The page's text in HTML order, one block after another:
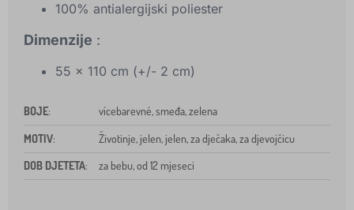
100% antialergijski poliester
Dimenzije :
55 x 110 cm (+/- 2 cm)
BOJE: vícebarevné, smeđa, zelena
MOTIV:
Životinje, jelen, jelen, za dječaka, za djevojčicu
DOB DJETETA: za bebu, od 12 mjeseci